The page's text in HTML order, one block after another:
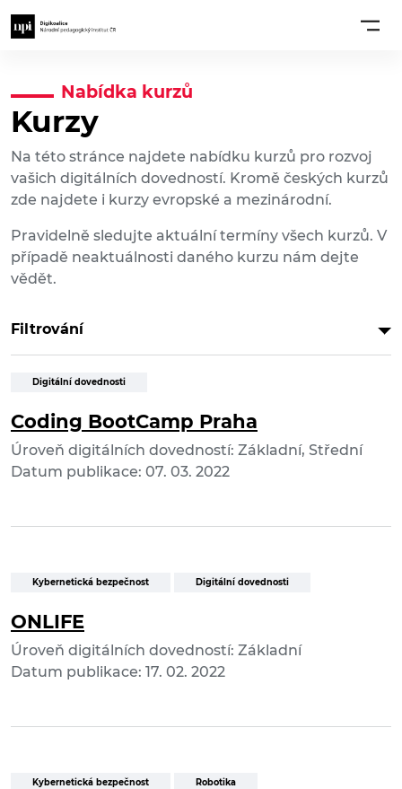
Nabídka kurzů
Kurzy
Na této stránce najdete nabídku kurzů pro rozvoj
vašich digitálních dovedností. Kromě českých kurzů
zde najdete i kurzy evropské a mezinárodní.
Pravidelně sledujte aktuální termíny všech kurzů. V
případě neaktuálnosti daného kurzu nám dejte
vědět.
Filtrování
Digitální dovednosti
Coding BootCamp Praha
Úroveň digitálních dovedností: Základní, Střední
Datum publikace: 07. 03. 2022
Kybernetická bezpečnost Digitální dovednosti
ONLIFE
Úroveň digitálních dovedností: Základní
Datum publikace: 17. 02. 2022
Kybernetická bezpečnost Robotika